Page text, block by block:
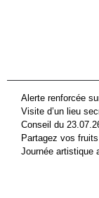
Alerte renforcée
Visite d’un lieu
Conseil du
Partagez vos
Journée artistique